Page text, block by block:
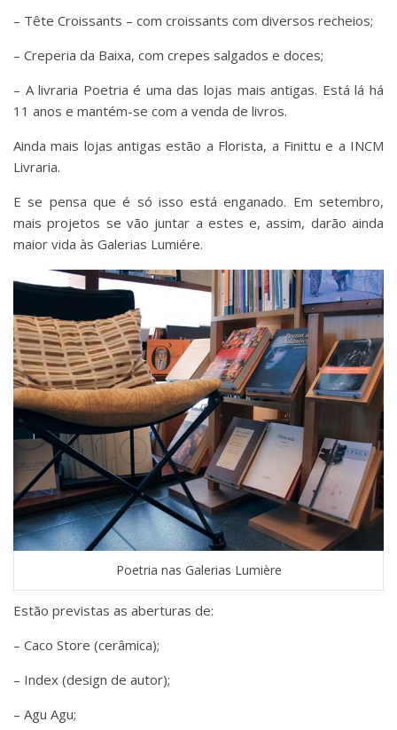
– Tête Croissants – com croissants com diversos recheios;
– Creperia da Baixa, com crepes salgados e doces;
– A livraria Poetria é uma das lojas mais antigas. Está lá há
11 anos e mantém-se com a venda de livros.
Ainda mais lojas antigas estão a Florista, a Finittu e a INCM
Livraria.
E se pensa que é só isso está enganado. Em setembro,
mais projetos se vão juntar a estes e, assim, darão ainda
maior vida às Galerias Lumiére.
Poetria nas Galerias Lumière
Estão previstas as aberturas de:
– Caco Store (cerâmica);
– Index (design de autor);
– Agu Agu;